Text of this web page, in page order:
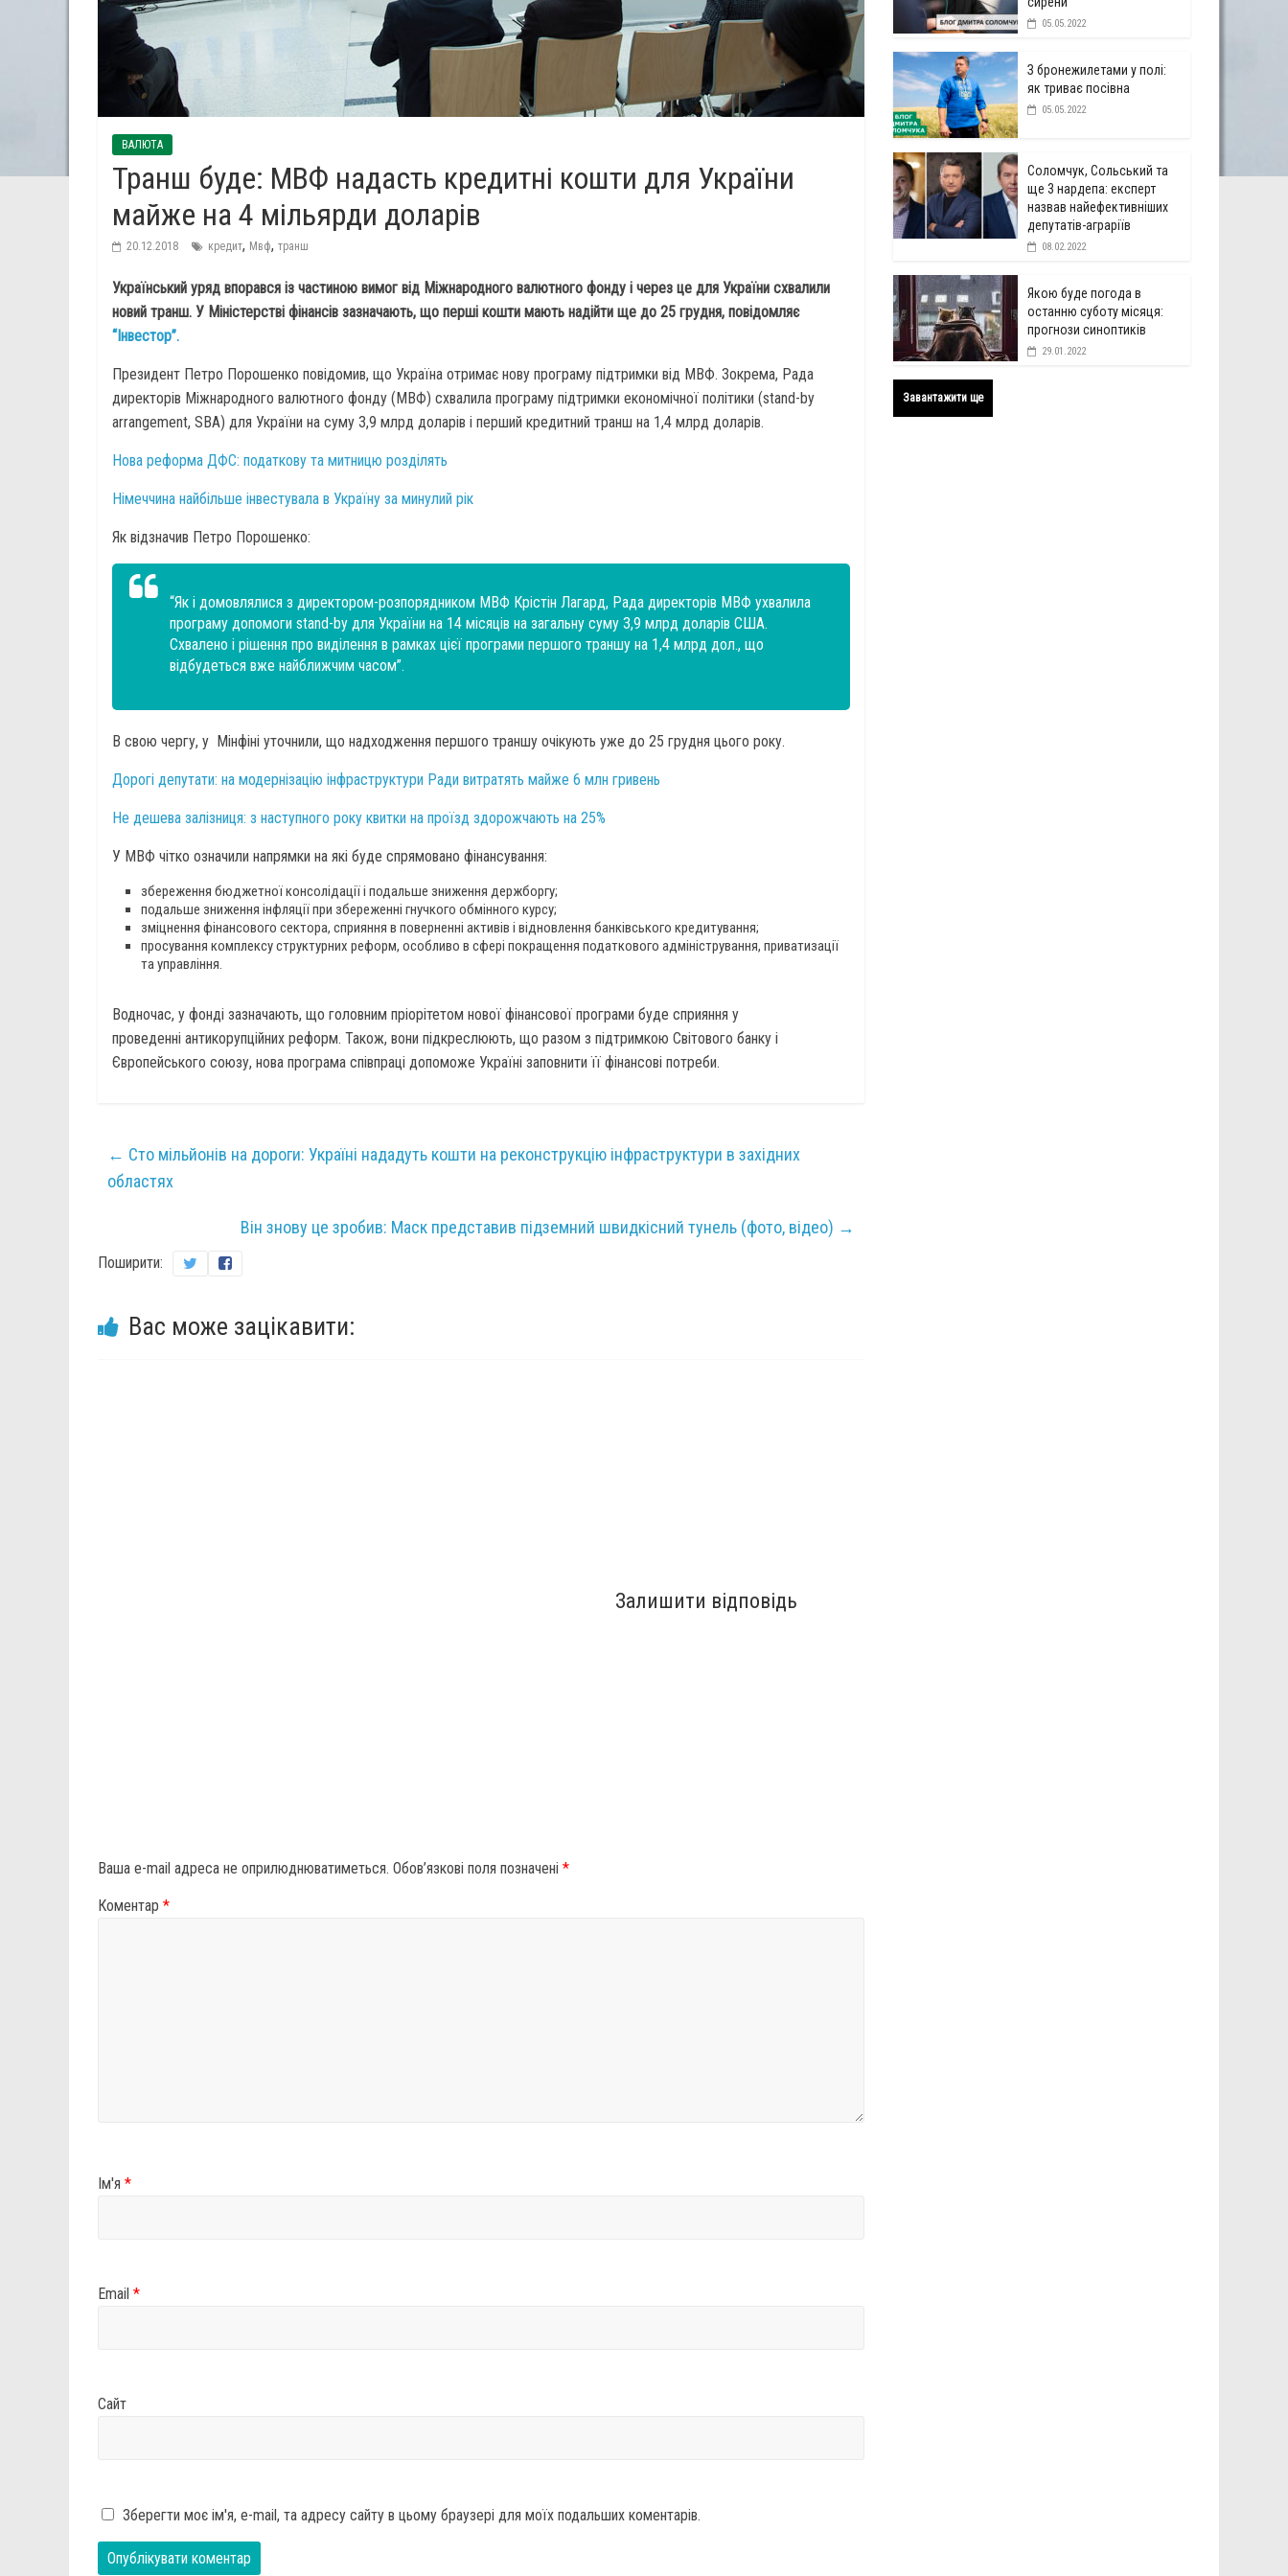
ВАЛЮТА
Транш буде: МВФ надасть кредитні кошти для України
майже на 4 мільярди доларів
20.12.2018 кредит, Мвф, транш
Український уряд впорався із частиною вимог від Міжнародного валютного фонду і через це для України схвалили
новий транш. У Міністерстві фінансів зазначають, що перші кошти мають надійти ще до 25 грудня, повідомляє
“Інвестор”.
Президент Петро Порошенко повідомив, що Україна отримає нову програму підтримки від МВФ. Зокрема, Рада
директорів Міжнародного валютного фонду (МВФ) схвалила програму підтримки економічної політики (stand-by
arrangement, SBA) для України на суму 3,9 млрд доларів і перший кредитний транш на 1,4 млрд доларів.
Нова реформа ДФС: податкову та митницю розділять
Німеччина найбільше інвестувала в Україну за минулий рік
Як відзначив Петро Порошенко:
“Як і домовлялися з директором-розпорядником МВФ Крістін Лагард, Рада директорів МВФ ухвалила
програму допомоги stand-by для України на 14 місяців на загальну суму 3,9 млрд доларів США.
Схвалено і рішення про виділення в рамках цієї програми першого траншу на 1,4 млрд дол., що
відбудеться вже найближчим часом”.
В свою чергу, у Мінфіні уточнили, що надходження першого траншу очікують уже до 25 грудня цього року.
Дорогі депутати: на модернізацію інфраструктури Ради витратять майже 6 млн гривень
Не дешева залізниця: з наступного року квитки на проїзд здорожчають на 25%
У МВФ чітко означили напрямки на які буде спрямовано фінансування:
збереження бюджетної консолідації і подальше зниження держборгу;
подальше зниження інфляції при збереженні гнучкого обмінного курсу;
зміцнення фінансового сектора, сприяння в поверненні активів і відновлення банківського кредитування;
просування комплексу структурних реформ, особливо в сфері покращення податкового адміністрування, приватизації
та управління.
Водночас, у фонді зазначають, що головним пріорітетом нової фінансової програми буде сприяння у
проведенні антикорупційних реформ. Також, вони підкреслюють, що разом з підтримкою Світового банку і
Європейського союзу, нова програма співпраці допоможе Україні заповнити її фінансові потреби.
← Сто мільйонів на дороги: Україні нададуть кошти на реконструкцію інфраструктури в західних
областях
Він знову це зробив: Маск представив підземний швидкісний тунель (фото, відео) →
Поширити:
Вас може зацікавити:
Залишити відповідь
Ваша e-mail адреса не оприлюднюватиметься. Обов’язкові поля позначені *
Коментар *
Ім'я *
Email *
Сайт
Зберегти моє ім'я, e-mail, та адресу сайту в цьому браузері для моїх подальших коментарів.
05.05.2022
З бронежилетами у полі:
як триває посівна
05.05.2022
Соломчук, Сольський та
ще 3 нардепа: експерт
назвав найефективніших
депутатів-аграріїв
08.02.2022
Якою буде погода в
останню суботу місяця:
прогнози синоптиків
29.01.2022
Завантажити ще